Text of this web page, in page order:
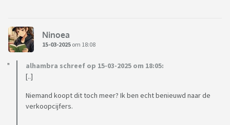
Ninoea
15-03-2025 om 18:08
alhambra schreef op 15-03-2025 om 18:05:
[..]
Niemand koopt dit toch meer? Ik ben echt benieuwd naar de
verkoopcijfers.